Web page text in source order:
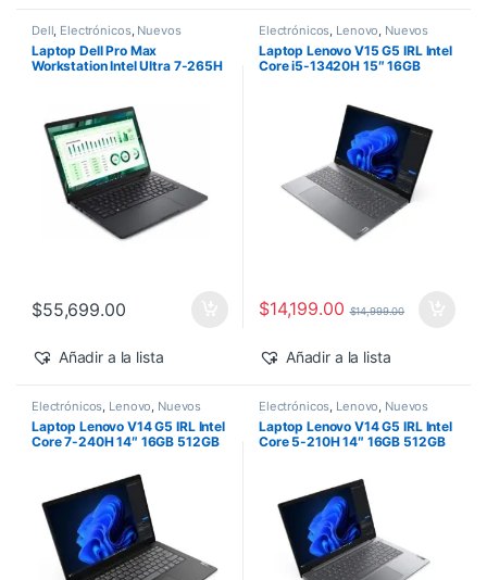
Dell, Electrónicos, Nuevos
Productos
Laptop Dell Pro Max
Workstation Intel Ultra 7-265H
$55,699.00
Añadir a la lista
Electrónicos, Lenovo, Nuevos
Productos
Laptop Lenovo V15 G5 IRL Intel
Core i5-13420H 15″ 16GB
$14,199.00 $14,999.00
Añadir a la lista
Electrónicos Lenovo Nuevos
Laptop Lenovo V14 G5 IRL Intel
Core 7-240H 14″ 16GB 512GB
Electrónicos Lenovo Nuevos
Laptop Lenovo V14 G5 IRL Intel
Core 5-210H 14″ 16GB 512GB